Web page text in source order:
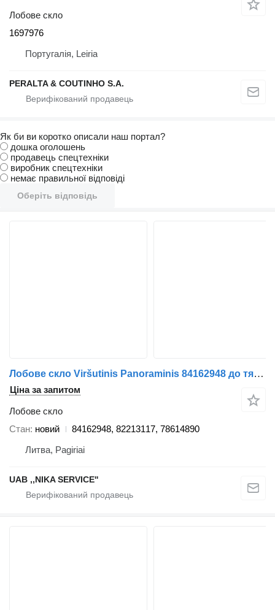
Лобове скло
1697976
Португалія, Leiria
PERALTA & COUTINHO S.A.
Як би ви коротко описали наш портал?
дошка оголошень
продавець спецтехніки
виробник спецтехніки
немає правильної відповіді
Оберіть відповідь
Лобове скло Viršutinis Panoraminis 84162948 до тягача Volvo FH4
Ціна за запитом
Лобове скло
Стан новий
84162948, 82213117, 78614890
Литва, Pagiriai
UAB ,,NIKA SERVICE''